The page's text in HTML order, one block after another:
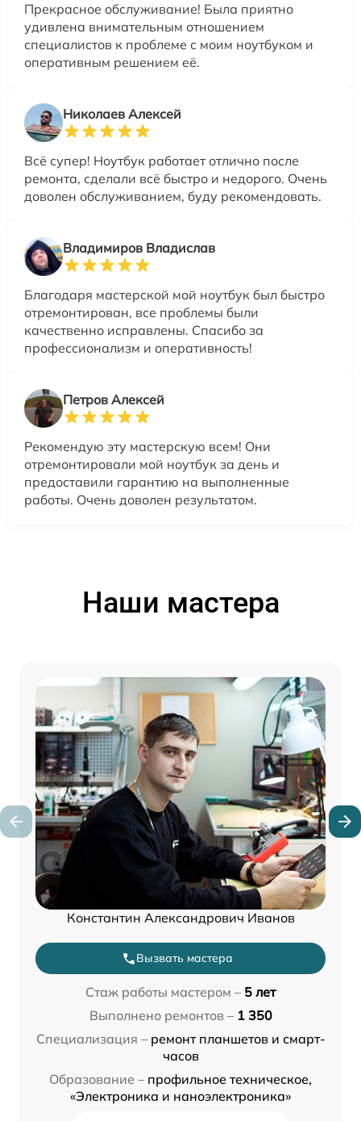
Прекрасное обслуживание! Была приятно
удивлена внимательным отношением
специалистов к проблеме с моим ноутбуком и
оперативным решением её.
Николаев Алексей
Всё супер! Ноутбук работает отлично после
ремонта, сделали всё быстро и недорого. Очень
доволен обслуживанием, буду рекомендовать.
Владимиров Владислав
Благодаря мастерской мой ноутбук был быстро
отремонтирован, все проблемы были
качественно исправлены. Спасибо за
профессионализм и оперативность!
Петров Алексей
Рекомендую эту мастерскую всем! Они
отремонтировали мой ноутбук за день и
предоставили гарантию на выполненные
работы. Очень доволен результатом.
Наши мастера
Константин Александрович Иванов
Вызвать мастера
Стаж работы мастером – 5 лет
Выполнено ремонтов – 1 350
Специализация – ремонт планшетов и смарт-
часов
Образование – профильное техническое,
«Электроника и наноэлектроника»